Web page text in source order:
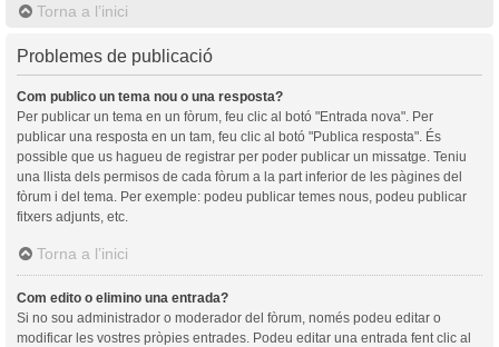
Torna a l’inici
Problemes de publicació
Com publico un tema nou o una resposta?
Per publicar un tema en un fòrum, feu clic al botó "Entrada nova". Per
publicar una resposta en un tam, feu clic al botó "Publica resposta". És
possible que us hagueu de registrar per poder publicar un missatge. Teniu
una llista dels permisos de cada fòrum a la part inferior de les pàgines del
fòrum i del tema. Per exemple: podeu publicar temes nous, podeu publicar
fitxers adjunts, etc.
Torna a l’inici
Com edito o elimino una entrada?
Si no sou administrador o moderador del fòrum, només podeu editar o
modificar les vostres pròpies entrades. Podeu editar una entrada fent clic al